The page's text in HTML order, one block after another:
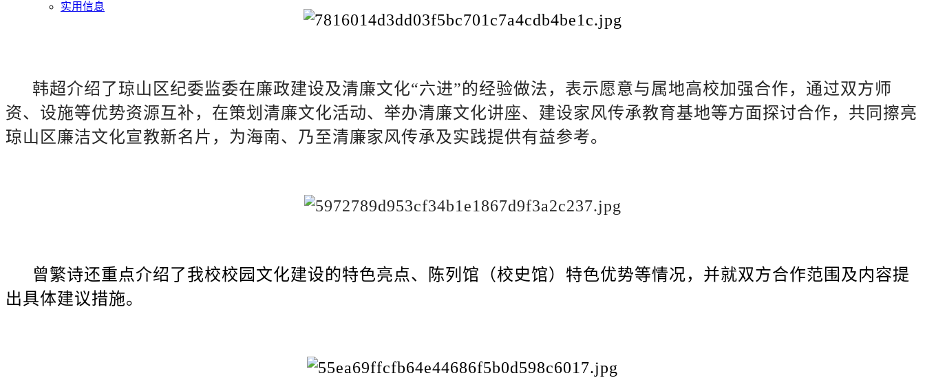
实用信息
韩超介绍了琼山区纪委监委在廉政建设及清廉文化“六进”的经验做法，表示愿意与属地高校加强合作，通过双方师
资、设施等优势资源互补，在策划清廉文化活动、举办清廉文化讲座、建设家风传承教育基地等方面探讨合作，共同擦亮
琼山区廉洁文化宣教新名片，为海南、乃至清廉家风传承及实践提供有益参考。
曾繁诗还重点介绍了我校校园文化建设的特色亮点、陈列馆（校史馆）特色优势等情况，并就双方合作范围及内容提
出具体建议措施。